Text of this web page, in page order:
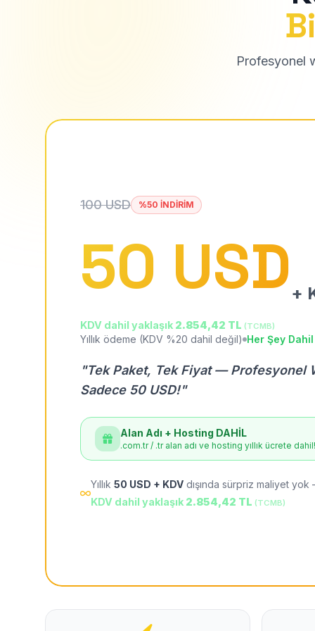
Profesyonel
100 USD %50 İNDİRİM
50 USD +
KDV dahil yaklaşık 2.854,42 TL (TCMB)
Yıllık ödeme (KDV %20 dahil değil) Her Şey Dahil
"Tek Paket, Tek Fiyat — Profesyonel
Sadece 50 USD!"
Alan Adı + Hosting DAHİL
.com.tr / .tr alan adı ve hosting yıllık ücrete dahil!
Yıllık 50 USD + KDV dışında sürpriz maliyet
KDV dahil yaklaşık 2.854,42 TL (TCMB)